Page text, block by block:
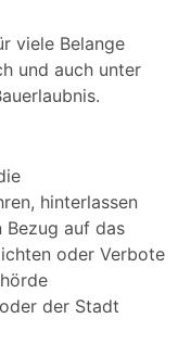
viele Belange
und auch unter
hinterlassen
Bezug auf das
oder Verbote
der Stadt